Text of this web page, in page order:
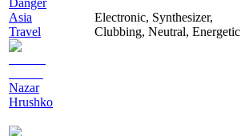
Asia
Travel
Nazar
Hrushko
Electronic, Synthesizer,
Clubbing, Neutral, Energetic